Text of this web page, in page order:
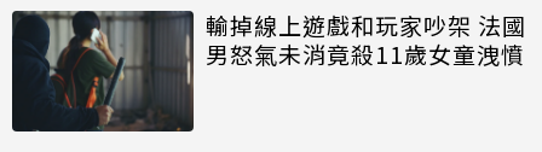
輸掉線上遊戲和玩家吵架 法國
男怒氣未消竟殺11歲女童洩憤